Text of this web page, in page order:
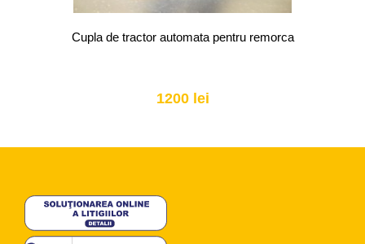
Cupla de tractor automata pentru remorca
1200 lei